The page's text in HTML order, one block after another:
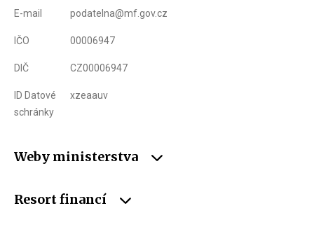
E-mail podatelna@mf.gov.cz
IČO 00006947
DIČ CZ00006947
ID Datové
schránky
xzeaauv
Weby ministerstva
Resort financí